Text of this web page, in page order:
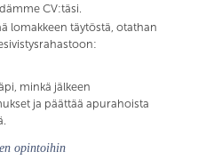
CV:täsi.
lomakkeen täytöstä, otathan
minkä jälkeen
ja päättää apurahoista
opintoihin